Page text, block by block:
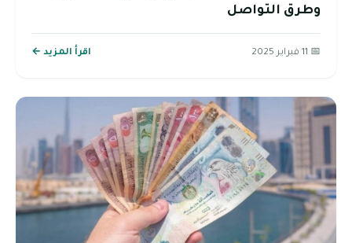
وطرق التواصل
📅 11 فبراير 2025 اقرأ المزيد ←